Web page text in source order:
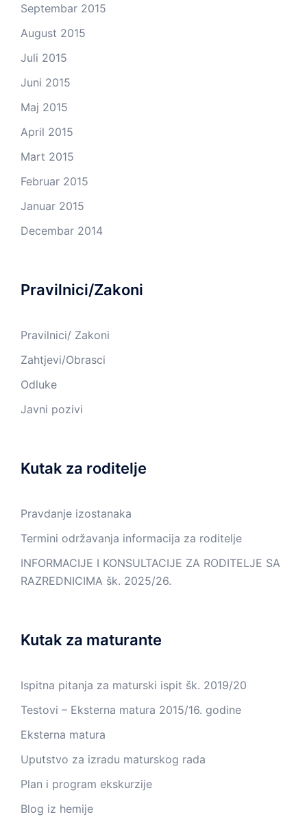
Septembar 2015
August 2015
Juli 2015
Juni 2015
Maj 2015
April 2015
Mart 2015
Februar 2015
Januar 2015
Decembar 2014
Pravilnici/Zakoni
Pravilnici/ Zakoni
Zahtjevi/Obrasci
Odluke
Javni pozivi
Kutak za roditelje
Pravdanje izostanaka
Termini održavanja informacija za roditelje
INFORMACIJE I KONSULTACIJE ZA RODITELJE SA
RAZREDNICIMA šk. 2025/26.
Kutak za maturante
Ispitna pitanja za maturski ispit šk. 2019/20
Testovi – Eksterna matura 2015/16. godine
Eksterna matura
Uputstvo za izradu maturskog rada
Plan i program ekskurzije
Blog iz hemije